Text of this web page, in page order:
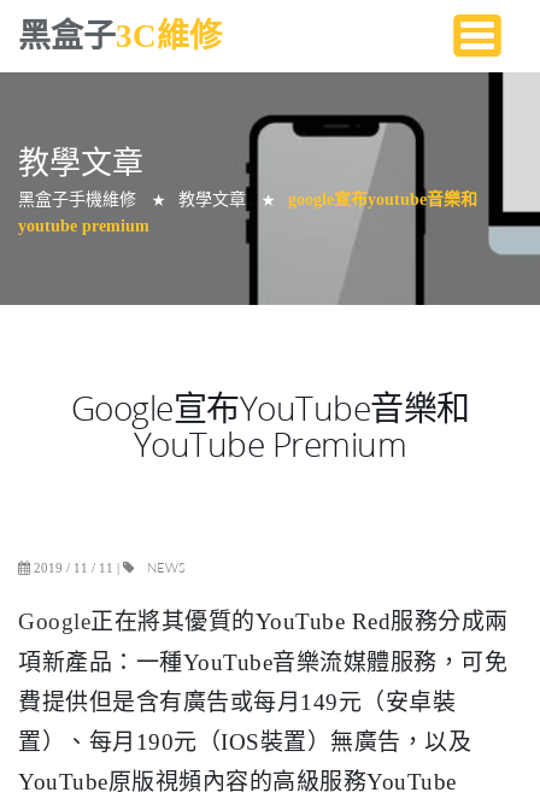
黑盒子3C維修
教學文章
黑盒子手機維修 ★ 教學文章 ★
google宣布youtube音樂和
youtube premium
Google宣布YouTube音樂和
YouTube Premium
2019 / 11 / 11 | NEWS
Google正在將其優質的YouTube Red服務分成兩
項新產品：一種YouTube音樂流媒體服務，可免
費提供但是含有廣告或每月149元（安卓裝
置）、每月190元（IOS裝置）無廣告，以及
YouTube原版視頻內容的高級服務YouTube